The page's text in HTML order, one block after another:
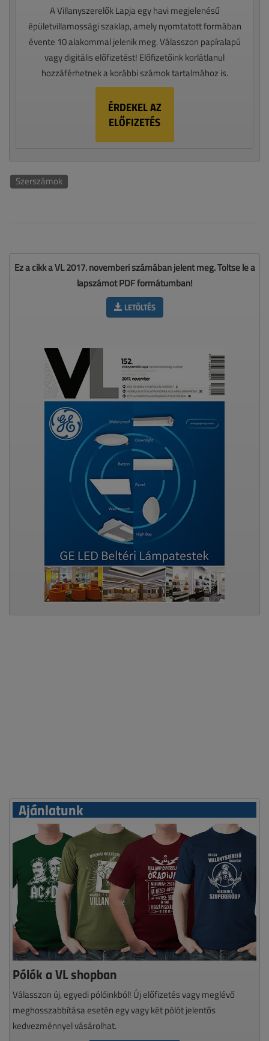
A Villanyszerelők Lapja egy havi megjelenésű
épületvillamossági szaklap, amely nyomtatott formában
évente 10 alakommal jelenik meg. Válasszon papíralapú
vagy digitális előfizetést! Előfizetőink korlátlanul
hozzáférhetnek a korábbi számok tartalmához is.
ÉRDEKEL AZ
ELŐFIZETÉS
Szerszámok
Ez a cikk a VL 2017. novemberi számában jelent meg. Töltse le a
lapszámot PDF formátumban!
LETÖLTÉS
Ajánlatunk
Pólók a VL shopban
Válasszon új, egyedi pólóinkból! Új előfizetés vagy meglévő
meghosszabbítása esetén egy vagy két pólót jelentős
kedvezménnyel vásárolhat.